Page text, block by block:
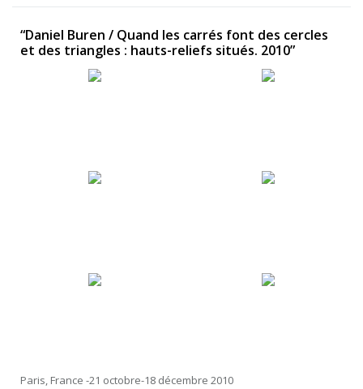
“Daniel Buren / Quand les carrés font des cercles
et des triangles : hauts-reliefs situés. 2010”
Paris, France -21 octobre-18 décembre 2010